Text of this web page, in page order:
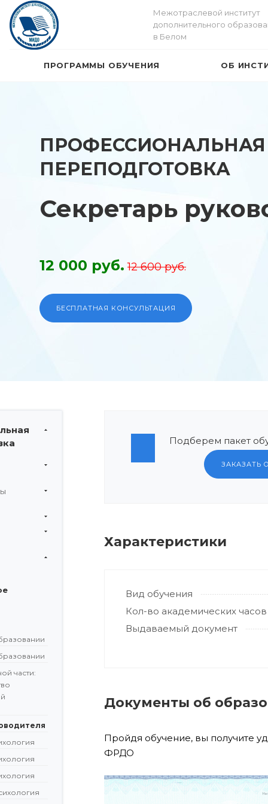
Межотраслевой институт
дополнительного
в Белом
ПРОГРАММЫ ОБУЧЕНИЯ ОБ
ПРОФЕССИОНАЛЬНАЯ
ПЕРЕПОДГОТОВКА
Секретарь
12 000 руб. 12 600 руб.
БЕСПЛАТНАЯ КОНСУЛЬТАЦИЯ
части:
Подберем пакет
ЗАКАЗАТЬ
Характеристики
Вид обучения
Кол-во академических часов
Выдаваемый документ
Документы об
Пройдя обучение, вы получите
ФРДО